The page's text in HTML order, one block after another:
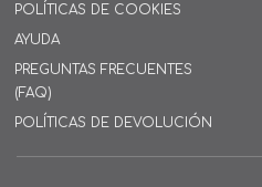
POLÍTICAS DE COOKIES
AYUDA
PREGUNTAS FRECUENTES
(FAQ)
POLÍTICAS DE DEVOLUCIÓN